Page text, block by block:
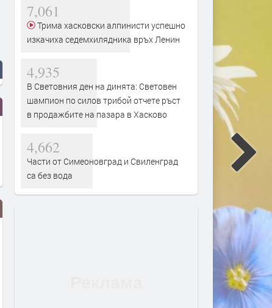
7,061
Трима хасковски алпинисти успешно
изкачиха седемхилядника връх Ленин
4,935
В Световния ден на динята: Световен
шампион по силов трибой отчете ръст
в продажбите на пазара в Хасково
4,662
Части от Симеоновград и Свиленград
са без вода